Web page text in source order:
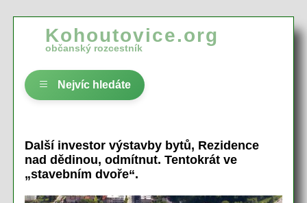
Kohoutovice.org
občanský rozcestník
Nejvíc hledáte
Další investor výstavby bytů, Rezidence
nad dědinou, odmítnut. Tentokrát ve
„stavebním dvoře“.